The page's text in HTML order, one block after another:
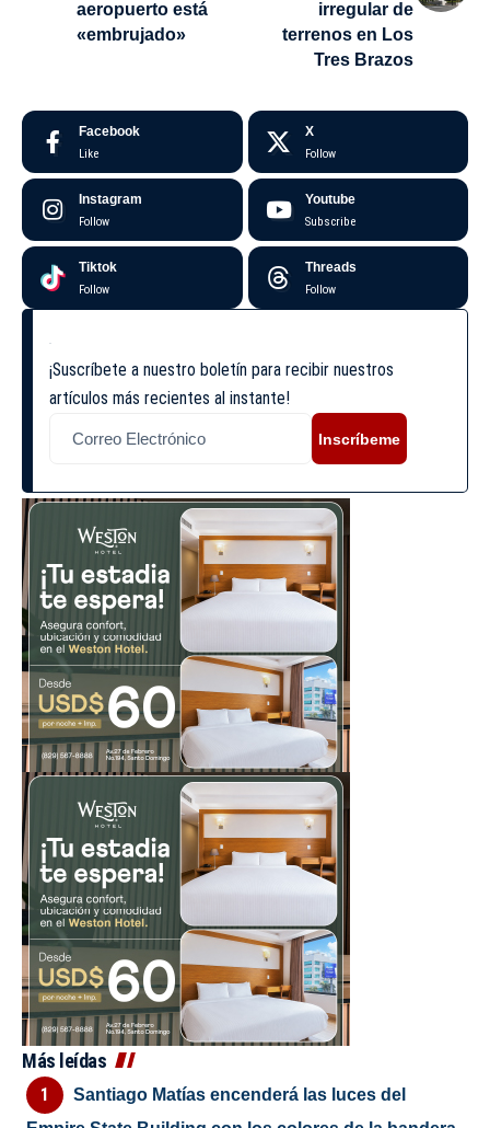
aeropuerto está
«embrujado»
irregular de
terrenos en Los
Tres Brazos
Facebook
Like
X
Follow
Instagram
Follow
Youtube
Subscribe
Tiktok
Follow
Threads
Follow
¡Suscríbete a nuestro boletín para recibir nuestros
artículos más recientes al instante!
Inscríbeme
Más leídas
Santiago Matías encenderá las luces del